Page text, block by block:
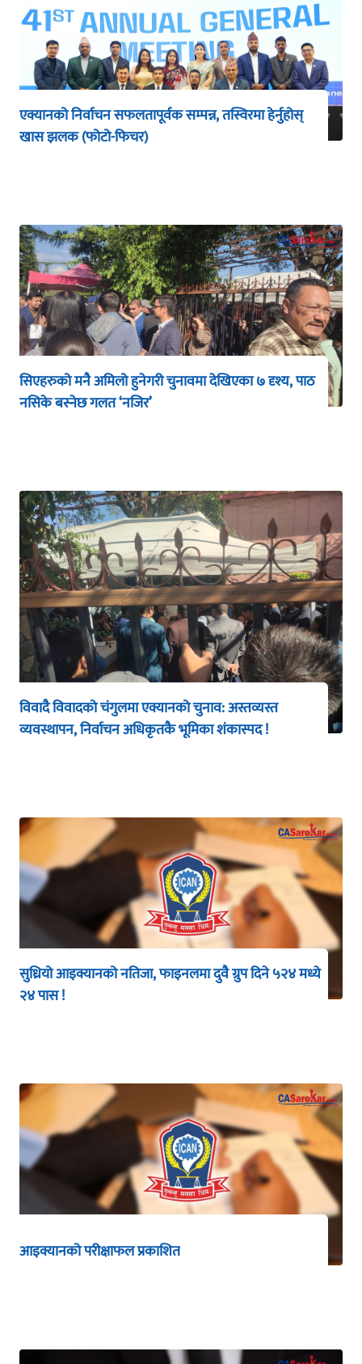
एक्यानको निर्वाचन सफलतापूर्वक सम्पन्न, तस्विरमा हेर्नुहोस्
खास झलक (फोटो-फिचर)
सिएहरुको मनै अमिलो हुनेगरी चुनावमा देखिएका ७ दृश्य, पाठ
नसिके बस्नेछ गलत ‘नजिर’
विवादै विवादको चंगुलमा एक्यानको चुनाव: अस्तव्यस्त
व्यवस्थापन, निर्वाचन अधिकृतकै भूमिका शंकास्पद !
सुध्रियो आइक्यानको नतिजा, फाइनलमा दुवै ग्रुप दिने ५२४ मध्ये
२४ पास !
आइक्यानको परीक्षाफल प्रकाशित